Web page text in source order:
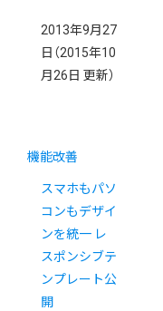
2013年9月27
日 （2015年10
月26日 更新）
機能改善
スマホもパソ
コンもデザイ
ンを統一 レ
スポンシブテ
ンプレート公
開